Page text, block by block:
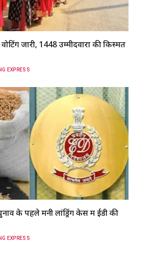
जारी, 1448 उम्मीदवारों की किस्मत
EXPRESS
के पहले मनी लांड्रिंग केस में ईडी की
EXPRESS